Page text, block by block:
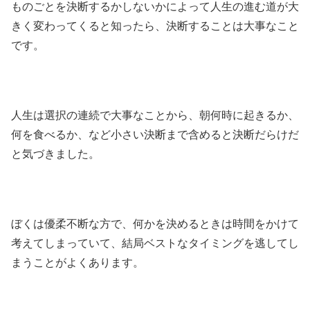
ものごとを決断するかしないかによって人生の進む道が大
きく変わってくると知ったら、決断することは大事なこと
です。
人生は選択の連続で大事なことから、朝何時に起きるか、
何を食べるか、など小さい決断まで含めると決断だらけだ
と気づきました。
ぼくは優柔不断な方で、何かを決めるときは時間をかけて
考えてしまっていて、結局ベストなタイミングを逃してし
まうことがよくあります。